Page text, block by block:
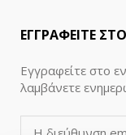
ΕΓΓΡΑΦΕΙΤΕ ΣΤΟ
Εγγραφείτε στο
λαμβάνετε